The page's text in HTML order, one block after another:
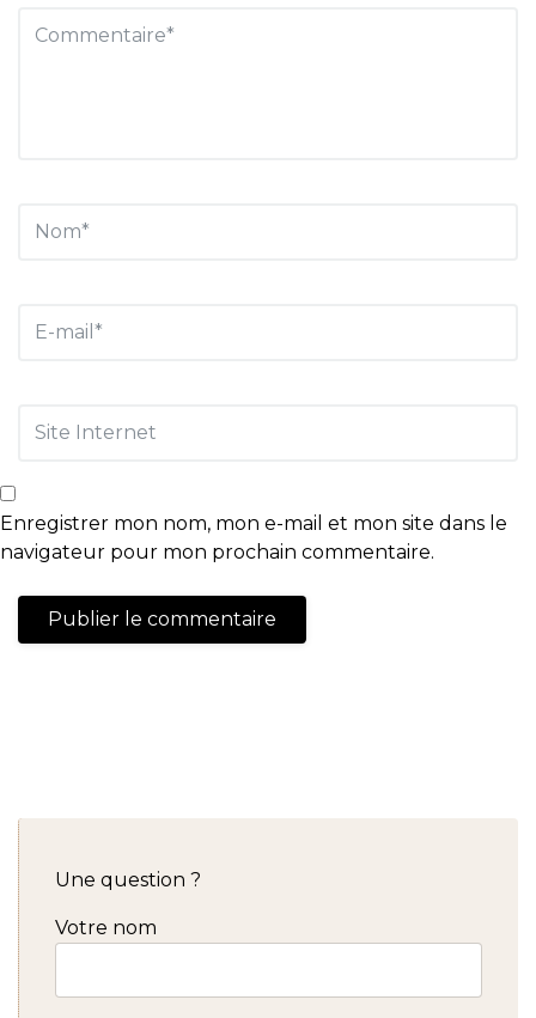
Enregistrer mon nom, mon e-mail et mon site dans le
navigateur pour mon prochain commentaire.
Une question ?
Votre nom